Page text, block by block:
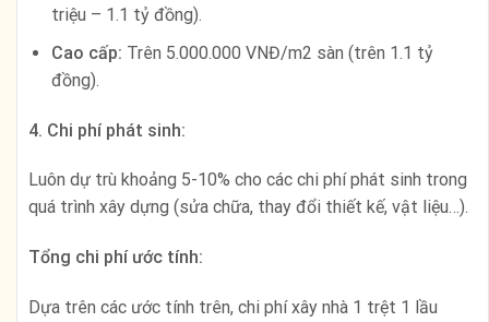
triệu – 1.1 tỷ đồng).
Cao cấp: Trên 5.000.000 VNĐ/m2 sàn (trên 1.1 tỷ
đồng).
4. Chi phí phát sinh:
Luôn dự trù khoảng 5-10% cho các chi phí phát sinh trong
quá trình xây dựng (sửa chữa, thay đổi thiết kế, vật liệu…).
Tổng chi phí ước tính:
Dựa trên các ước tính trên, chi phí xây nhà 1 trệt 1 lầu